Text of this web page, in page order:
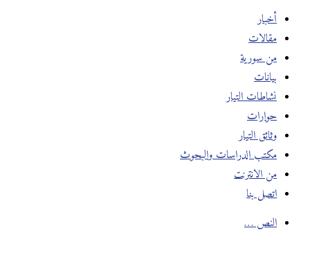
أخبار
مقالات
من سورية
بيانات
نشاطات التيار
حوارات
وثائق التيار
مكتب الدراسات والبحوث
من الانترنت
اتصل بنا
النص …